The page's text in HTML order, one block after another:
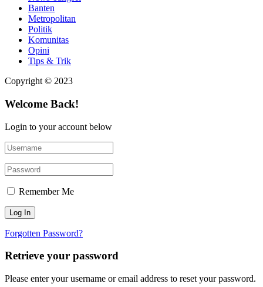
Banten
Metropolitan
Politik
Komunitas
Opini
Tips & Trik
Copyright © 2023
Welcome Back!
Login to your account below
Remember Me
Forgotten Password?
Retrieve your password
Please enter your username or email address to reset your password.